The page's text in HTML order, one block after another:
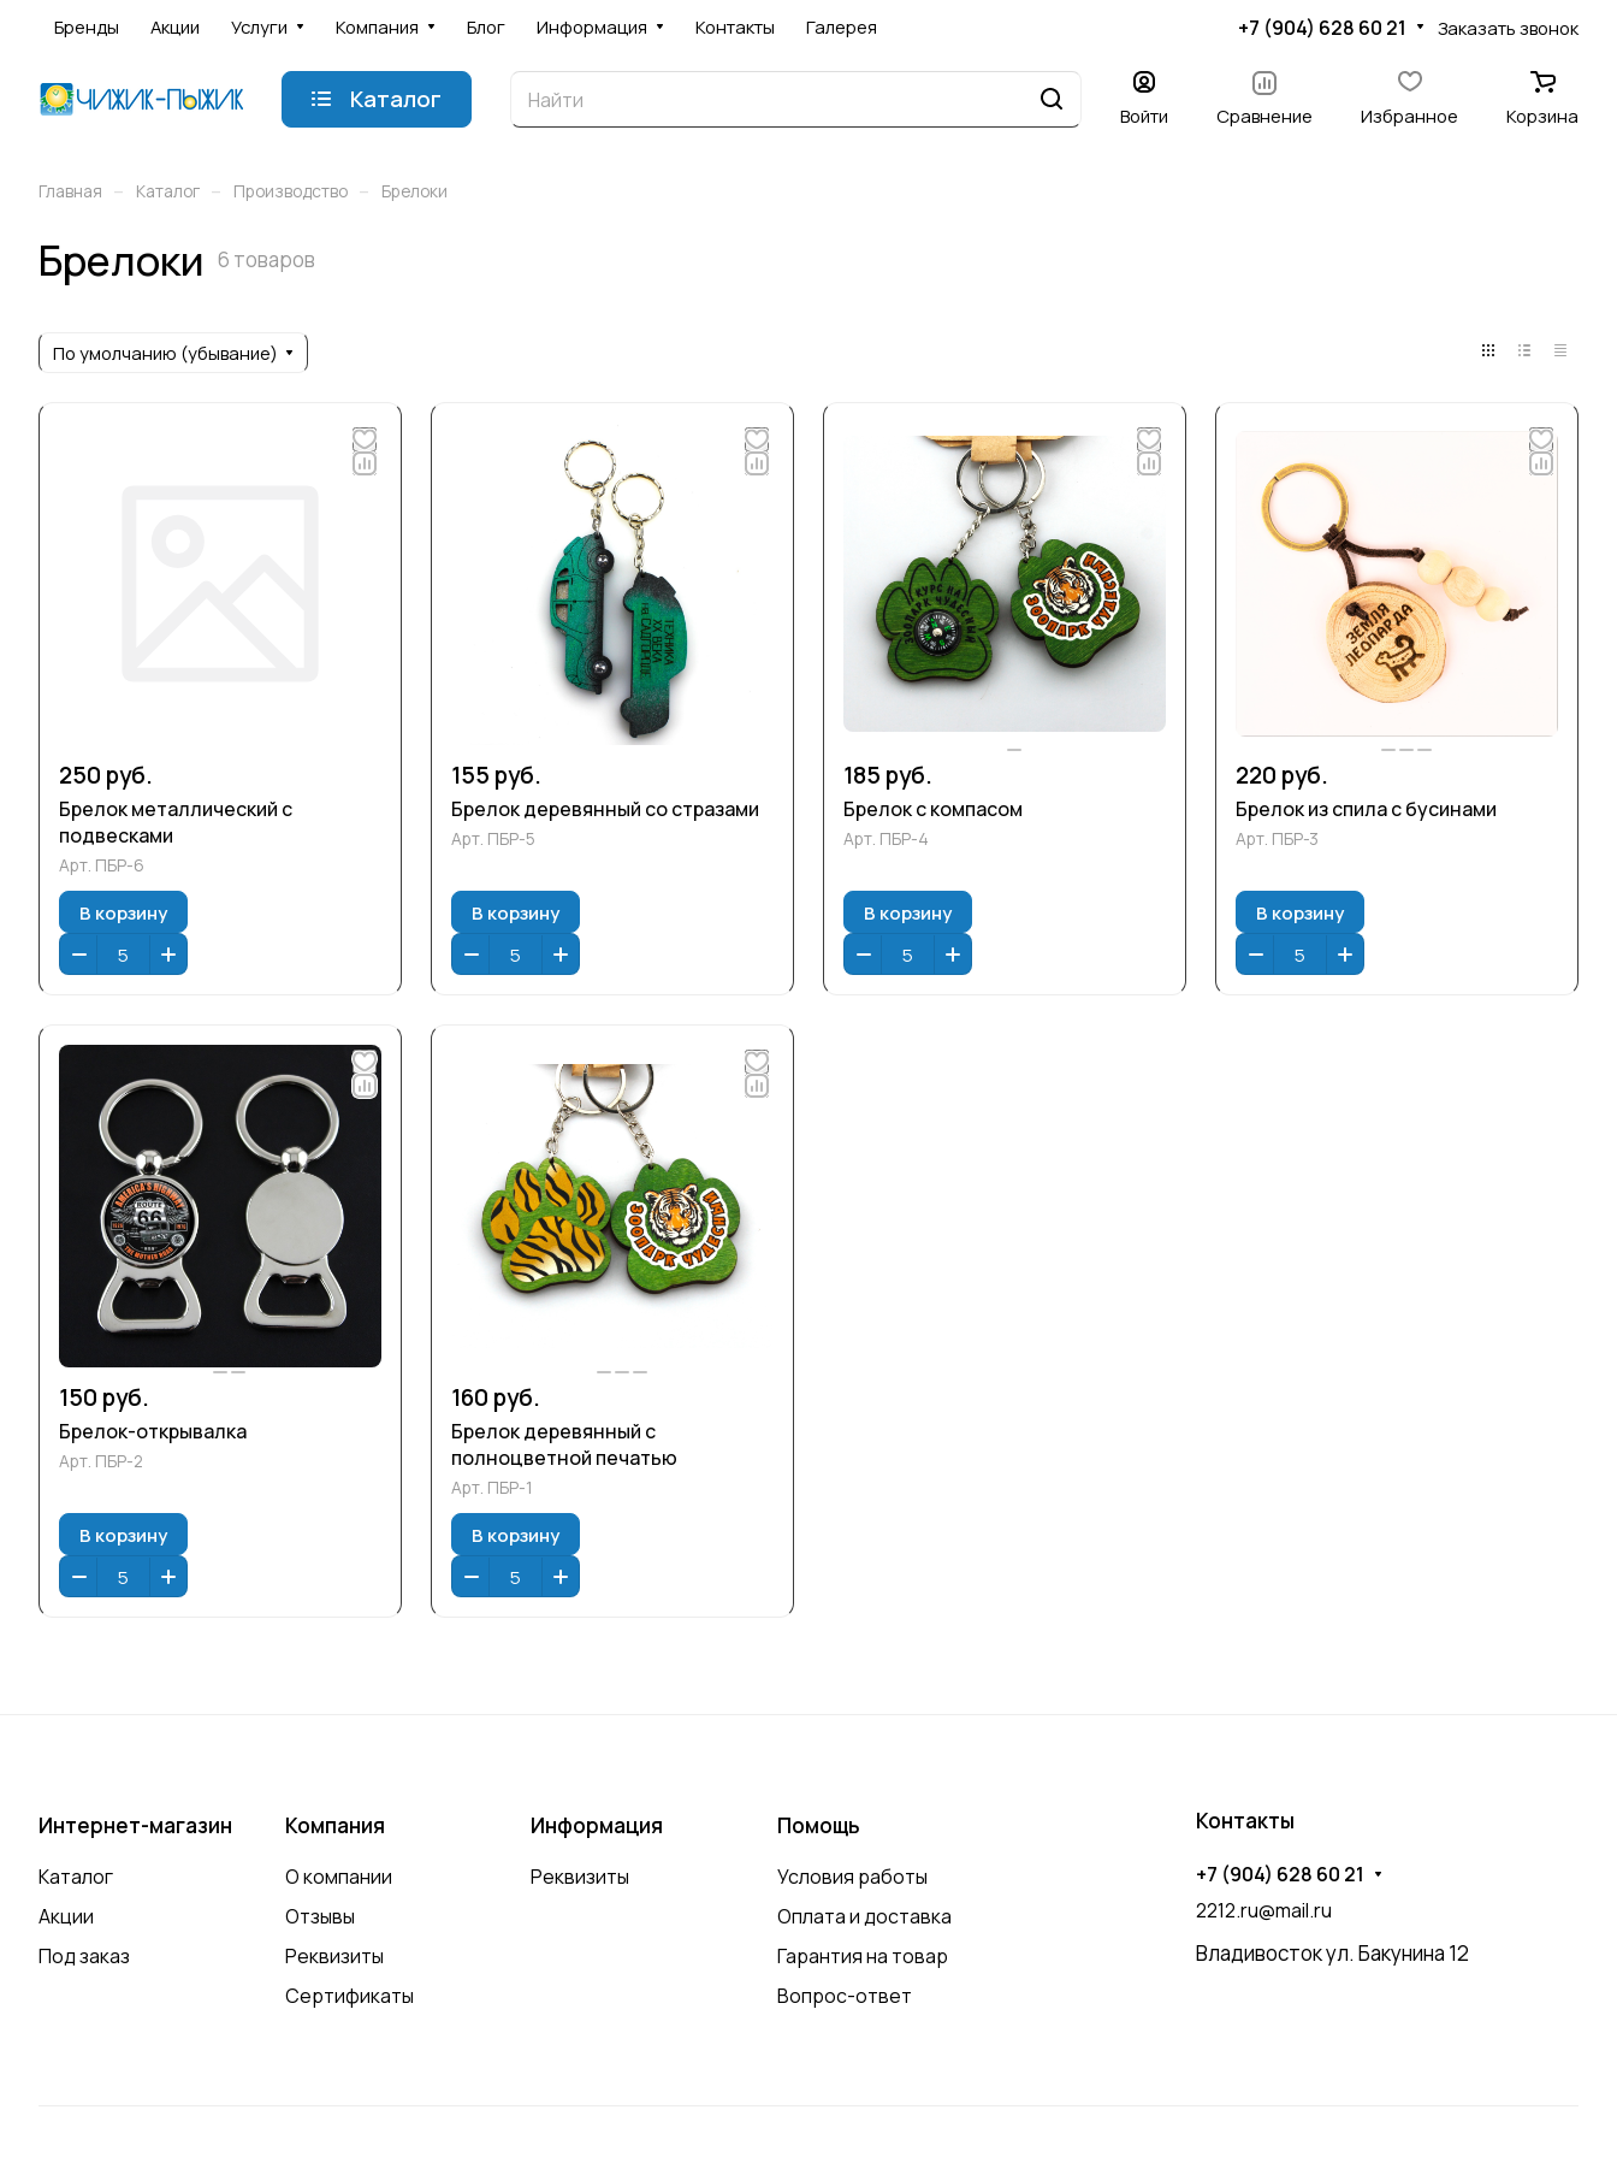
Бренды Акции Услуги Компания Блог Информация Контакты Галерея +7 (904) 628 60 21 Заказать звонок
Каталог
Войти Сравнение Избранное Корзина
Главная – Каталог – Производство – Брелоки
Брелоки 6 товаров
По умолчанию (убывание)
250 руб.
Брелок металлический с
подвесками
Арт. ПБР-6
В корзину
155 руб.
Брелок деревянный со стразами
Арт. ПБР-5
В корзину
185 руб.
Брелок с компасом
Арт. ПБР-4
В корзину
220 руб.
Брелок из спила с бусинами
Арт. ПБР-3
В корзину
150 руб.
Брелок-открывалка
Арт. ПБР-2
В корзину
160 руб.
Брелок деревянный с
полноцветной печатью
Арт. ПБР-1
В корзину
Интернет-магазин
Каталог
Акции
Под заказ
Компания
О компании
Отзывы
Реквизиты
Сертификаты
Информация
Реквизиты
Помощь
Условия работы
Оплата и доставка
Гарантия на товар
Вопрос-ответ
Контакты
+7 (904) 628 60 21
2212.ru@mail.ru
Владивосток ул. Бакунина 12